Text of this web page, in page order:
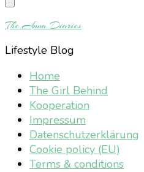
The Anna Diaries
Lifestyle Blog
Home
The Girl Behind
Kooperation
Impressum
Datenschutzerklärung
Cookie policy (EU)
Terms & conditions